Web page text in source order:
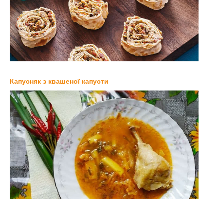
Капусняк з квашеної капусти